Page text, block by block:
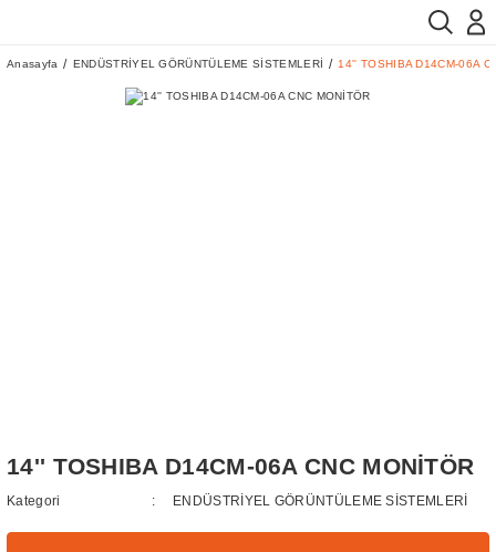
Anasayfa ENDÜSTRİYEL GÖRÜNTÜLEME SİSTEMLERİ 14'' TOSHIBA D14CM-06A
14'' TOSHIBA D14CM-06A CNC MONİTÖR
Kategori ENDÜSTRİYEL GÖRÜNTÜLEME SİSTEMLERİ